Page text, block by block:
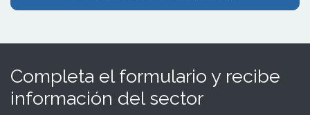
Completa el formulario y recibe
información del sector